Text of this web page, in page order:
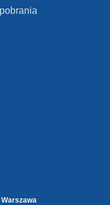
Warszawa